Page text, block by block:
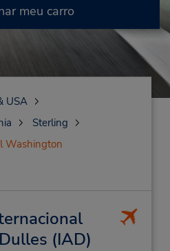
meu carro
USA
Sterling
Washington
(IAD)